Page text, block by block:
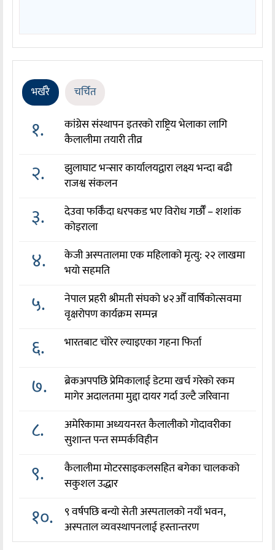
भर्खरै चर्चित
१.
कांग्रेस संस्थापन इतरको राष्ट्रिय भेलाका लागि
कैलालीमा तयारी तीव्र
२.
झुलाघाट भन्सार कार्यालयद्वारा लक्ष्य भन्दा बढी
राजश्व संकलन
३.
देउवा फर्किँदा धरपकड भए विरोध गर्छौँं – शशांक
कोइराला
४.
केजी अस्पतालमा एक महिलाको मृत्यु: २२ लाखमा
भयो सहमति
५.
नेपाल प्रहरी श्रीमती संघको ४२औँ वार्षिकोत्सवमा
वृक्षरोपण कार्यक्रम सम्पन्न
६. भारतबाट चोरेर ल्याइएका गहना फिर्ता
७.
ब्रेकअपपछि प्रेमिकालाई डेटमा खर्च गरेको रकम
मागेर अदालतमा मुद्दा दायर गर्दा उल्टै जरिवाना
८.
अमेरिकामा अध्ययनरत कैलालीको गोदावरीका
सुशान्त पन्त सम्पर्कविहीन
९.
कैलालीमा मोटरसाइकलसहित बगेका चालकको
सकुशल उद्धार
१०.
९ वर्षपछि बन्यो सेती अस्पतालको नयाँ भवन,
अस्पताल व्यवस्थापनलाई हस्तान्तरण